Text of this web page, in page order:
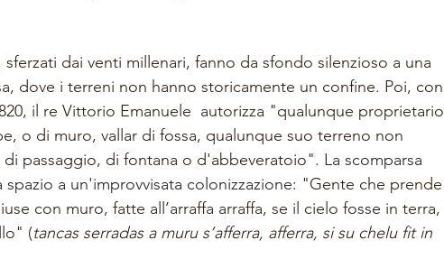
dai venti millenari, fanno da sfondo silenzioso a una
dove i terreni non hanno storicamente un confine. Poi, con
il re Vittorio Emanuele  autorizza "qualunque proprietario
o di muro, vallar di fossa, qualunque suo terreno non
passaggio, di fontana o d'abbeveratoio". La scomparsa
a un'improvvisata colonizzazione: "Gente che prende
con muro, fatte all’arraffa arraffa, se il cielo fosse in terra,
(tancas serradas a muru s’afferra, afferra, si su chelu fit in